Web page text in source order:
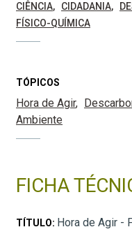
CIÊNCIA
CIDADANIA
FÍSICO-QUÍMICA
TÓPICOS
Hora de Agir
Ambiente
FICHA
TÍTULO: Hora de Agir -